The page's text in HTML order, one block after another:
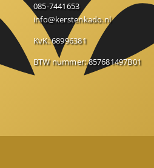
085-7441653
info@kerstenkado.nl
KvK: 68996381
BTW nummer: 857681497B01